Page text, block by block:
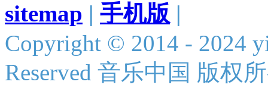
sitemap | 手机版 |
Copyright © 2014 - 2024
Reserved 音乐中国 版权